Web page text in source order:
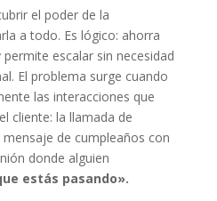
el poder de la
a todo. Es lógico: ahorra
escalar sin necesidad
El problema surge cuando
las interacciones que
cliente: la llamada de
de cumpleaños con
donde alguien
estás pasando».